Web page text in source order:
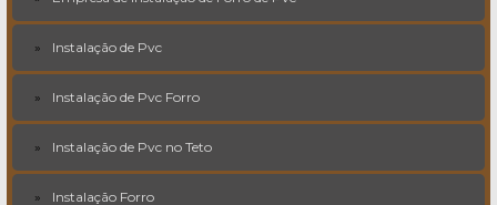
Instalação de Pvc
Instalação de Pvc Forro
Instalação de Pvc no Teto
Instalação Forro